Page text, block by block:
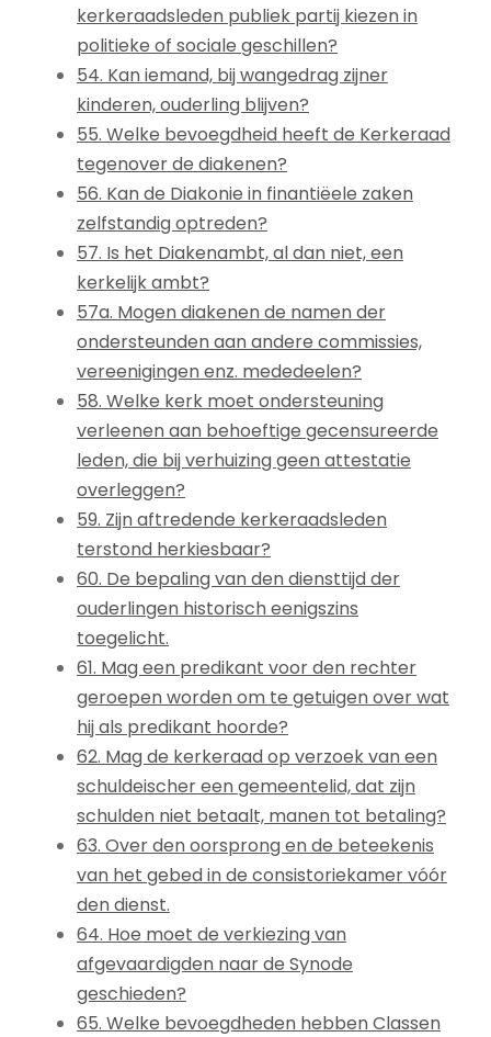
kerkeraadsleden publiek partij kiezen in
politieke of sociale geschillen?
54. Kan iemand, bij wangedrag zijner
kinderen, ouderling blijven?
55. Welke bevoegdheid heeft de Kerkeraad
tegenover de diakenen?
56. Kan de Diakonie in finantiëele zaken
zelfstandig optreden?
57. Is het Diakenambt, al dan niet, een
kerkelijk ambt?
57a. Mogen diakenen de namen der
ondersteunden aan andere commissies,
vereenigingen enz. mededeelen?
58. Welke kerk moet ondersteuning
verleenen aan behoeftige gecensureerde
leden, die bij verhuizing geen attestatie
overleggen?
59. Zijn aftredende kerkeraadsleden
terstond herkiesbaar?
60. De bepaling van den diensttijd der
ouderlingen historisch eenigszins
toegelicht.
61. Mag een predikant voor den rechter
geroepen worden om te getuigen over wat
hij als predikant hoorde?
62. Mag de kerkeraad op verzoek van een
schuldeischer een gemeentelid, dat zijn
schulden niet betaalt, manen tot betaling?
63. Over den oorsprong en de beteekenis
van het gebed in de consistoriekamer vóór
den dienst.
64. Hoe moet de verkiezing van
afgevaardigden naar de Synode
geschieden?
65. Welke bevoegdheden hebben Classen